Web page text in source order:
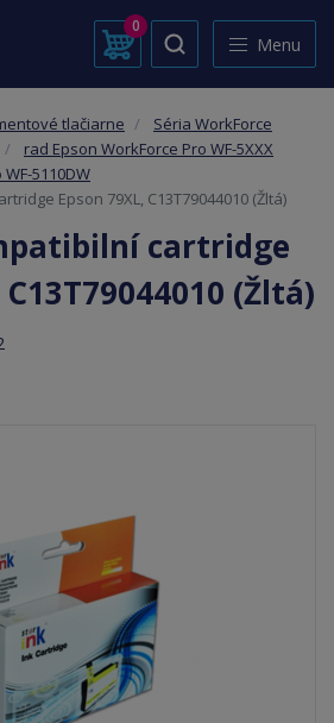
0
Menu
tlačiarne
Séria WorkForce
rad Epson WorkForce Pro WF-5XXX
5110DW
Epson 79XL, C13T79044010 (Žltá)
cartridge
C13T79044010 (Žltá)